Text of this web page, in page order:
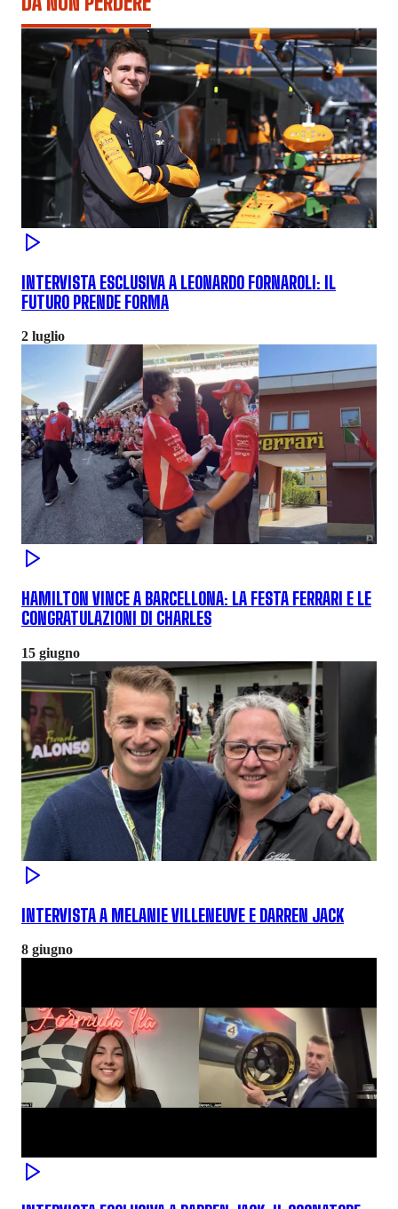
INTERVISTA ESCLUSIVA A LEONARDO FORNAROLI: IL
FUTURO PRENDE FORMA
2 luglio
HAMILTON VINCE A BARCELLONA: LA FESTA FERRARI E LE
CONGRATULAZIONI DI CHARLES
15 giugno
INTERVISTA A MELANIE VILLENEUVE E DARREN JACK
8 giugno